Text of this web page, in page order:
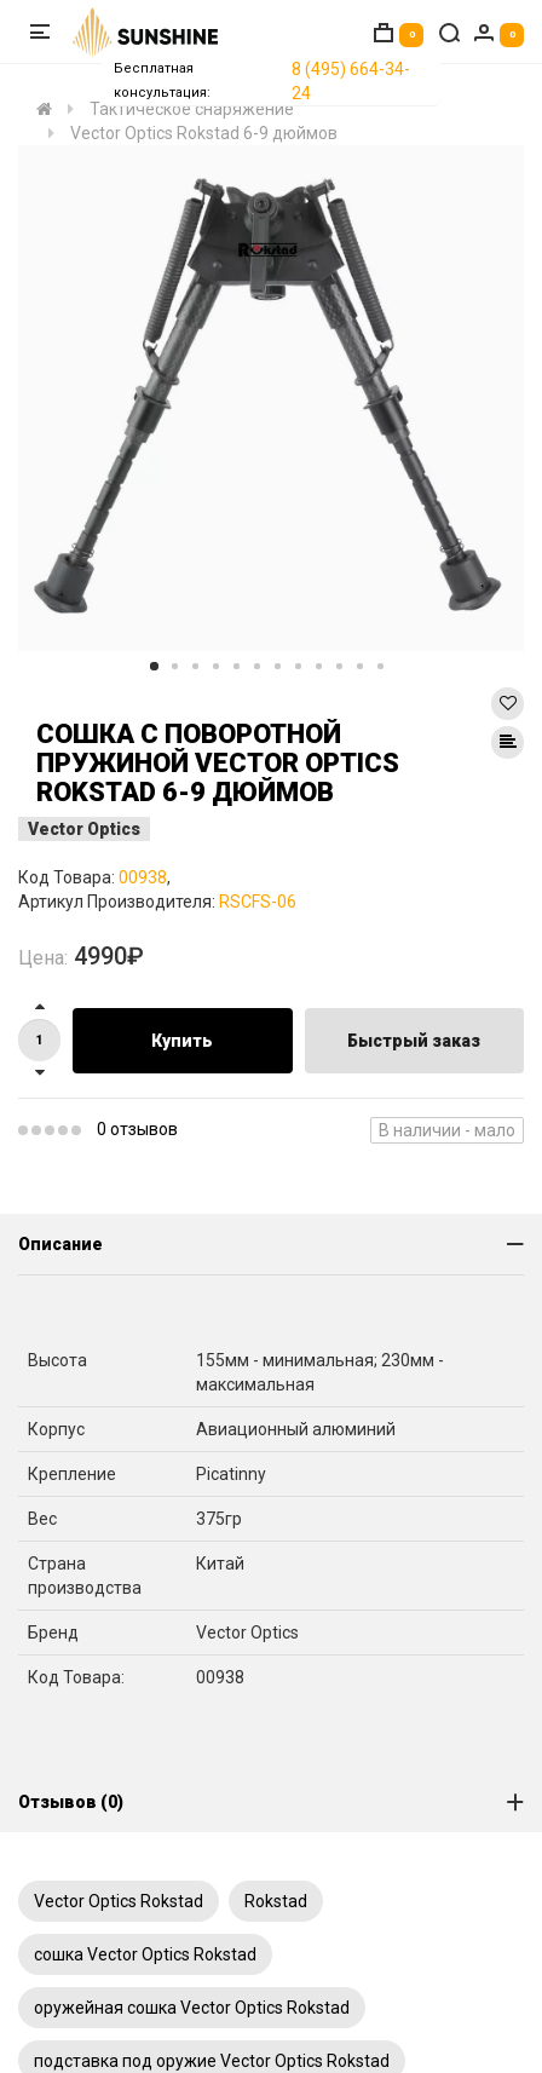
0 0
Бесплатная
консультация:
8 (495) 664-34-
24
Тактическое снаряжение
Vector Optics Rokstad 6-9 дюймов
СОШКА С ПОВОРОТНОЙ
ПРУЖИНОЙ VECTOR OPTICS
ROKSTAD 6-9 ДЮЙМОВ
Vector Optics
Код Товара: 00938,
Артикул Производителя: RSCFS-06
Цена: 4990₽
Купить Быстрый заказ
0 отзывов В наличии - мало
Описание
Высота
155мм - минимальная; 230мм -
максимальная
Корпус Авиационный алюминий
Крепление Picatinny
Вес 375гр
Страна
производства
Китай
Бренд Vector Optics
Код Товара: 00938
Отзывов (0)
Vector Optics Rokstad Rokstad
сошка Vector Optics Rokstad
оружейная сошка Vector Optics Rokstad
подставка под оружие Vector Optics Rokstad